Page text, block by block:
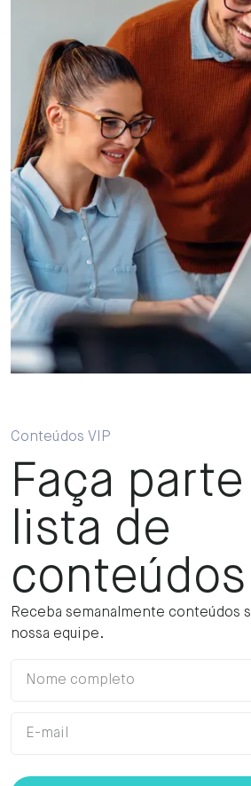
Conteúdos VIP
Faça
lista de
conteúdos
Receba semanalmente conteúdos
nossa equipe.